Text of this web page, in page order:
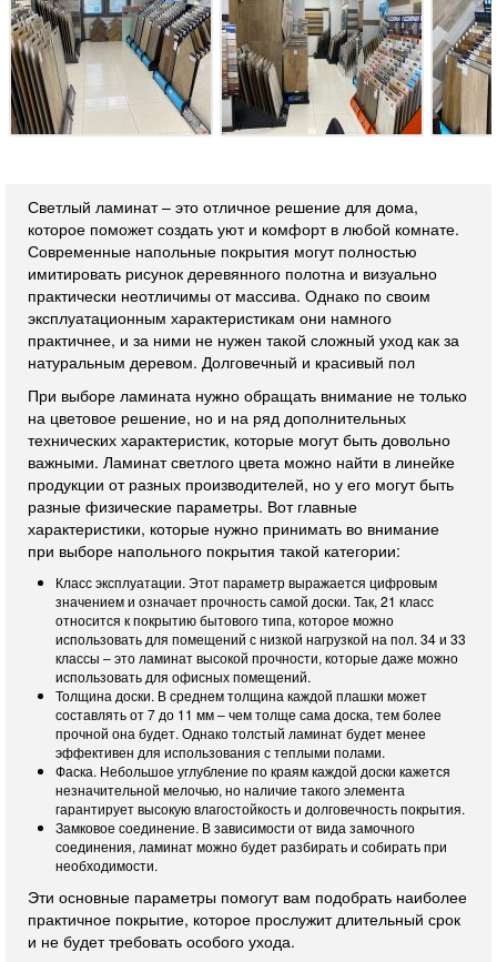
Светлый ламинат – это отличное решение для дома,
которое поможет создать уют и комфорт в любой комнате.
Современные напольные покрытия могут полностью
имитировать рисунок деревянного полотна и визуально
практически неотличимы от массива. Однако по своим
эксплуатационным характеристикам они намного
практичнее, и за ними не нужен такой сложный уход как за
натуральным деревом. Долговечный и красивый пол
При выборе ламината нужно обращать внимание не только
на цветовое решение, но и на ряд дополнительных
технических характеристик, которые могут быть довольно
важными. Ламинат светлого цвета можно найти в линейке
продукции от разных производителей, но у его могут быть
разные физические параметры. Вот главные
характеристики, которые нужно принимать во внимание
при выборе напольного покрытия такой категории:
Класс эксплуатации. Этот параметр выражается цифровым
значением и означает прочность самой доски. Так, 21 класс
относится к покрытию бытового типа, которое можно
использовать для помещений с низкой нагрузкой на пол. 34 и 33
классы – это ламинат высокой прочности, которые даже можно
использовать для офисных помещений.
Толщина доски. В среднем толщина каждой плашки может
составлять от 7 до 11 мм – чем толще сама доска, тем более
прочной она будет. Однако толстый ламинат будет менее
эффективен для использования с теплыми полами.
Фаска. Небольшое углубление по краям каждой доски кажется
незначительной мелочью, но наличие такого элемента
гарантирует высокую влагостойкость и долговечность покрытия.
Замковое соединение. В зависимости от вида замочного
соединения, ламинат можно будет разбирать и собирать при
необходимости.
Эти основные параметры помогут вам подобрать наиболее
практичное покрытие, которое прослужит длительный срок
и не будет требовать особого ухода.